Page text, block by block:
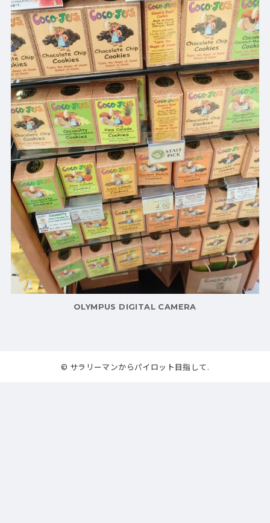
OLYMPUS DIGITAL CAMERA
© サラリーマンからパイロット目指して.